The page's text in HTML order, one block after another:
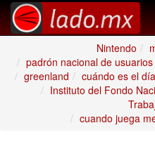
Nintendo
padrón nacional de
greenland
cuándo es el
Instituto del Fondo
cuando juega